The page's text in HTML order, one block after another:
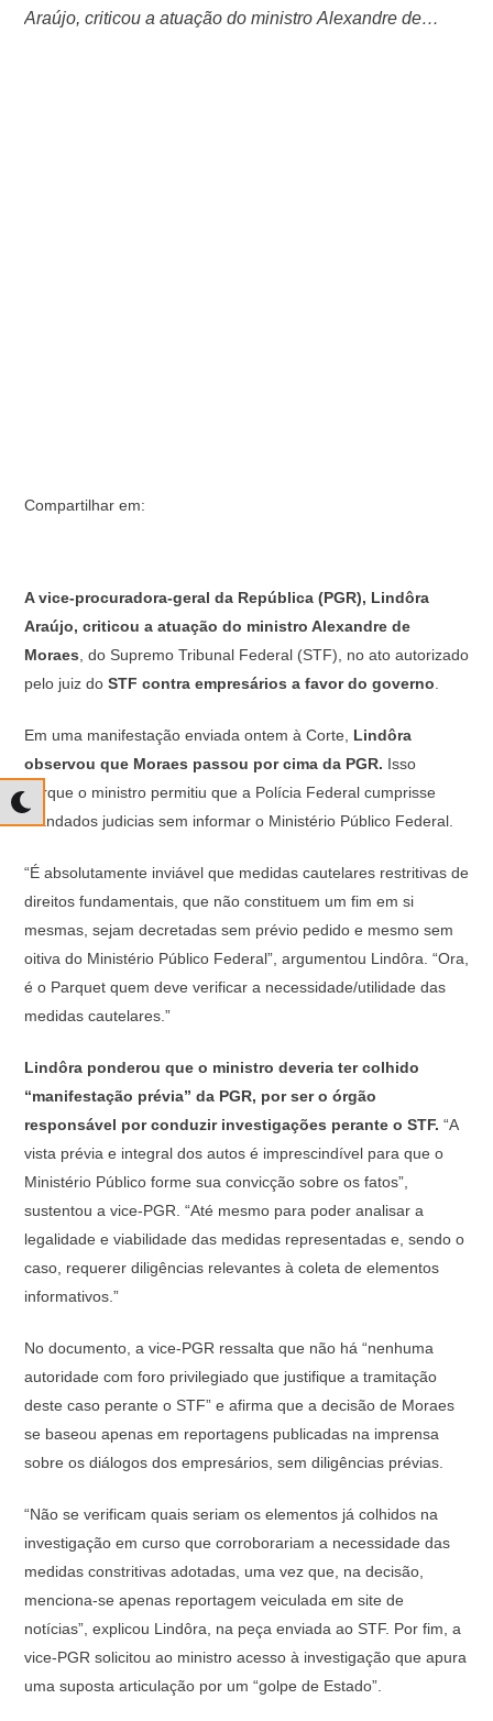
Araújo, criticou a atuação do ministro Alexandre de
Compartilhar em:
A vice-procuradora-geral da República (PGR), Lindôra
Araújo, criticou a atuação do ministro Alexandre de
Moraes, do Supremo Tribunal Federal (STF), no ato autorizado
pelo juiz do STF contra empresários a favor do governo.
Em uma manifestação enviada ontem à Corte, Lindôra
observou que Moraes passou por cima da PGR. Isso
porque o ministro permitiu que a Polícia Federal cumprisse
mandados judicias sem informar o Ministério Público Federal.
“É absolutamente inviável que medidas cautelares restritivas de
direitos fundamentais, que não constituem um fim em si
mesmas, sejam decretadas sem prévio pedido e mesmo sem
oitiva do Ministério Público Federal”, argumentou Lindôra. “Ora,
é o Parquet quem deve verificar a necessidade/utilidade das
medidas cautelares.”
Lindôra ponderou que o ministro deveria ter colhido
“manifestação prévia” da PGR, por ser o órgão
responsável por conduzir investigações perante o STF. “A
vista prévia e integral dos autos é imprescindível para que o
Ministério Público forme sua convicção sobre os fatos”,
sustentou a vice-PGR. “Até mesmo para poder analisar a
legalidade e viabilidade das medidas representadas e, sendo o
caso, requerer diligências relevantes à coleta de elementos
informativos.”
No documento, a vice-PGR ressalta que não há “nenhuma
autoridade com foro privilegiado que justifique a tramitação
deste caso perante o STF” e afirma que a decisão de Moraes
se baseou apenas em reportagens publicadas na imprensa
sobre os diálogos dos empresários, sem diligências prévias.
“Não se verificam quais seriam os elementos já colhidos na
investigação em curso que corroborariam a necessidade das
medidas constritivas adotadas, uma vez que, na decisão,
menciona-se apenas reportagem veiculada em site de
notícias”, explicou Lindôra, na peça enviada ao STF. Por fim, a
vice-PGR solicitou ao ministro acesso à investigação que apura
uma suposta articulação por um “golpe de Estado”.